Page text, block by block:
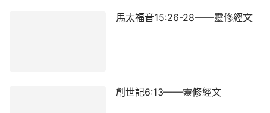
馬太福音15:26-28——靈修經文
創世記6:13——靈修經文